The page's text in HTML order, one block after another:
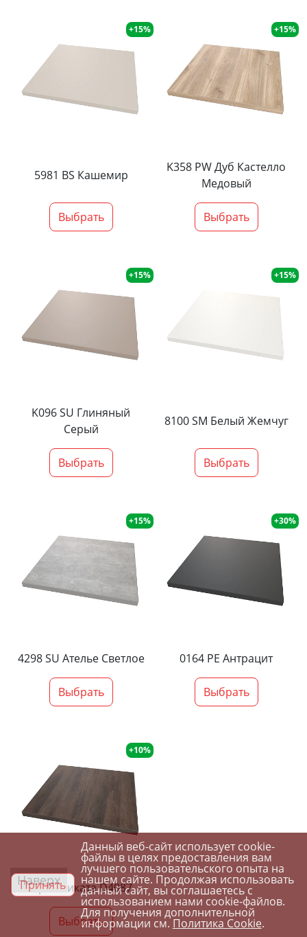
+15%
5981 BS Кашемир
Выбрать
+15%
K358 PW Дуб Кастелло
Медовый
Выбрать
+15%
K096 SU Глиняный
Серый
Выбрать
+15%
8100 SM Белый Жемчуг
Выбрать
+15%
4298 SU Ателье Светлое
Выбрать
+30%
0164 PE Антрацит
Выбрать
+10%
Орех Ликата D4087
Выбрать
Наверх
Принять
Данный веб-сайт использует cookie-
файлы в целях предоставления вам
лучшего пользовательского опыта на
нашем сайте. Продолжая использовать
данный сайт, вы соглашаетесь с
использованием нами cookie-файлов.
Для получения дополнительной
информации см.Политика Cookie.